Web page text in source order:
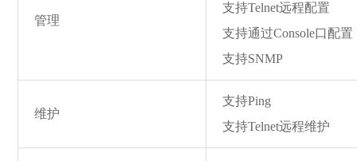
管理
支持Telnet远程配置
支持通过Console口配置
支持SNMP
维护
支持Ping
支持Telnet远程维护